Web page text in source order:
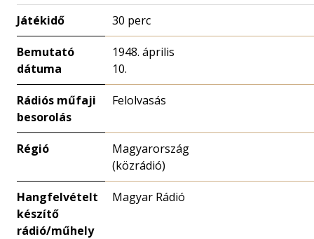
Játékidő 30 perc
Bemutató
dátuma
1948. április
10.
Rádiós műfaji
besorolás
Felolvasás
Régió
Magyarország
(közrádió)
Hangfelvételt
készítő
rádió/műhely
Magyar Rádió